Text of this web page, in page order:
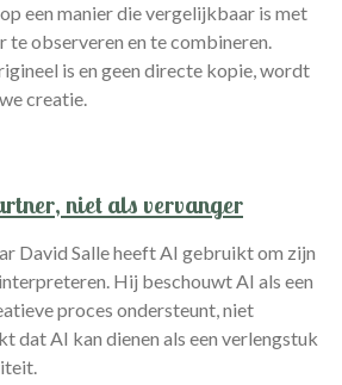
een manier die vergelijkbaar is met
te observeren en te combineren.
is en geen directe kopie, wordt
creatie.
niet als vervanger
David Salle heeft AI gebruikt om zijn
Hij beschouwt AI als een
proces ondersteunt, niet
dat AI kan dienen als een verlengstuk